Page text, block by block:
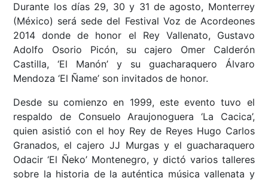
Durante los días 29, 30 y 31 de agosto, Monterrey
(México) será sede del Festival Voz de Acordeones
2014 donde de honor el Rey Vallenato, Gustavo
Adolfo Osorio Picón, su cajero Omer Calderón
Castilla, ‘El Manón’ y su guacharaquero Álvaro
Mendoza ‘El Ñame’ son invitados de honor.
Desde su comienzo en 1999, este evento tuvo el
respaldo de Consuelo Araujonoguera ‘La Cacica’,
quien asistió con el hoy Rey de Reyes Hugo Carlos
Granados, el cajero JJ Murgas y el guacharaquero
Odacir ‘El Ñeko’ Montenegro, y dictó varios talleres
sobre la historia de la auténtica música vallenata y